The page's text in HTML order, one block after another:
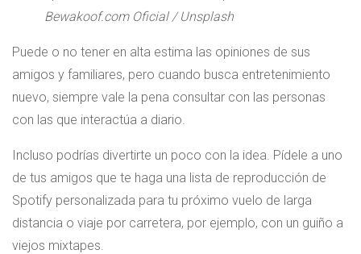
Bewakoof.com Oficial / Unsplash
Puede o no tener en alta estima las opiniones de sus
amigos y familiares, pero cuando busca entretenimiento
nuevo, siempre vale la pena consultar con las personas
con las que interactúa a diario.
Incluso podrías divertirte un poco con la idea. Pídele a uno
de tus amigos que te haga una lista de reproducción de
Spotify personalizada para tu próximo vuelo de larga
distancia o viaje por carretera, por ejemplo, con un guiño a
viejos mixtapes.